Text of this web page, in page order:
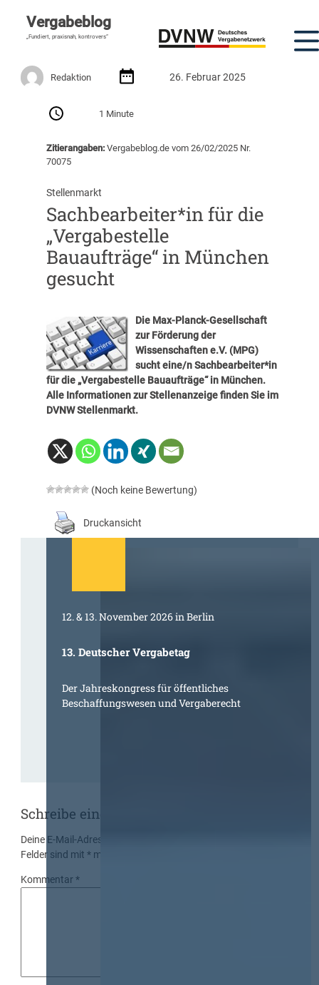
Vergabeblog
„Fundiert, praxisnah, kontrovers“
Redaktion 26. Februar 2025
1 Minute
Zitierangaben:Vergabeblog.de vom 26/02/2025 Nr.
70075
Stellenmarkt
Sachbearbeiter*in für die
„Vergabestelle
Bauaufträge“ in München
gesucht
Die Max-Planck-Gesellschaft
zur Förderung der
Wissenschaften e.V. (MPG)
sucht eine/n Sachbearbeiter*in
für die „Vergabestelle Bauaufträge“ in München.
Alle Informationen zur Stellenanzeige finden Sie im
DVNW Stellenmarkt.
(Noch keine Bewertung)
Druckansicht
12. & 13. November 2026 in Berlin
13. Deutscher Vergabetag
Der Jahreskongress für öffentliches
Beschaffungswesen und Vergaberecht
Schreibe einen Kommentar
Deine E-Mail-Adresse wird nicht veröffentlicht.
Felder sind mit* markiert
Kommentar*